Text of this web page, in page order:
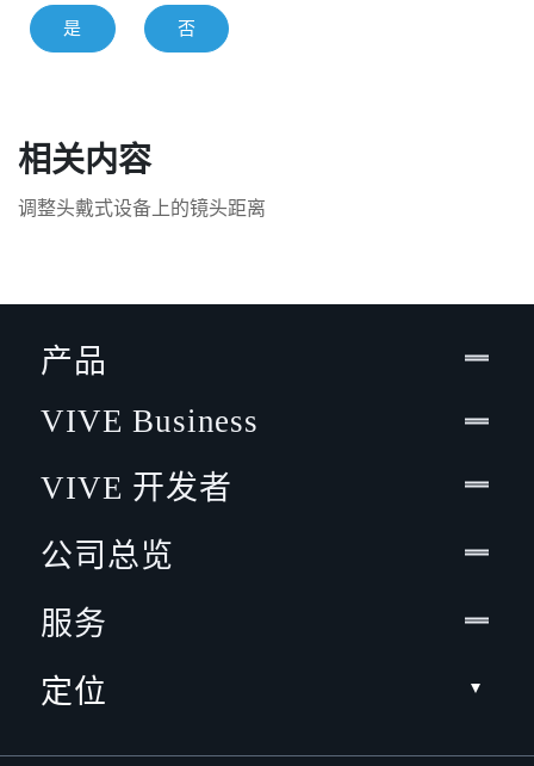
是 否
相关内容
调整头戴式设备上的镜头距离
产品
VIVE Business
VIVE 开发者
公司总览
服务
定位